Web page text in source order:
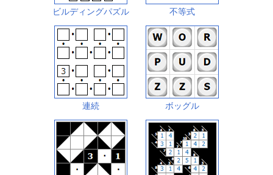
ビルディングパズル 不等式
連続 ボッグル